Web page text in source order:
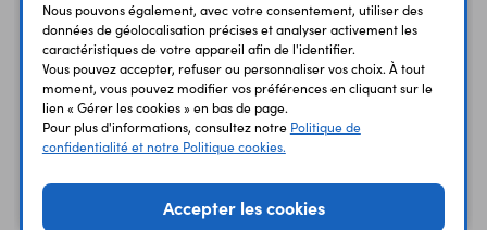
Douille châssis BE220N
2 mm - noire isolée
1,15 € TTC
Code : 08220
Douille châssis BE220R
2 mm - rouge isolée
1,15 € TTC
0,96 € HT
Nous pouvons également, avec votre consentement, utiliser des
données de géolocalisation précises et analyser activement les
caractéristiques de votre appareil afin de l'identifier.
Vous pouvez accepter, refuser ou personnaliser vos choix. À tout
moment, vous pouvez modifier vos préférences en cliquant sur le
lien « Gérer les cookies » en bas de page.
Pour plus d'informations, consultez notre Politique de
confidentialité et notre Politique cookies.
Accepter les cookies